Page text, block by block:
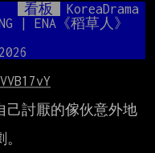
Mute
看板
KoreaDrama
| ENA《稻草人》
己討厭的傢伙意外地